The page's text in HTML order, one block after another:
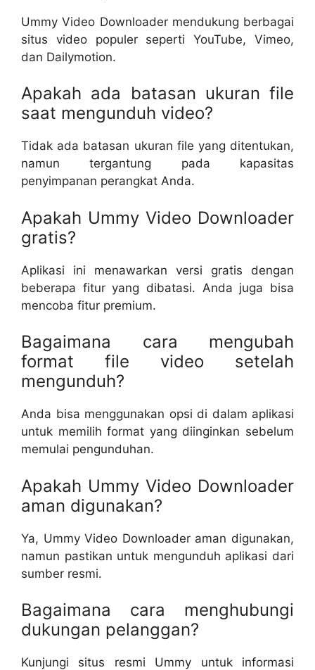
Ummy Video Downloader mendukung berbagai
situs video populer seperti YouTube, Vimeo,
dan Dailymotion.
Apakah ada batasan ukuran file
saat mengunduh video?
Tidak ada batasan ukuran file yang ditentukan,
namun tergantung pada kapasitas
penyimpanan perangkat Anda.
Apakah Ummy Video Downloader
gratis?
Aplikasi ini menawarkan versi gratis dengan
beberapa fitur yang dibatasi. Anda juga bisa
mencoba fitur premium.
Bagaimana cara mengubah
format file video setelah
mengunduh?
Anda bisa menggunakan opsi di dalam aplikasi
untuk memilih format yang diinginkan sebelum
memulai pengunduhan.
Apakah Ummy Video Downloader
aman digunakan?
Ya, Ummy Video Downloader aman digunakan,
namun pastikan untuk mengunduh aplikasi dari
sumber resmi.
Bagaimana cara menghubungi
dukungan pelanggan?
Kunjungi situs resmi Ummy untuk informasi